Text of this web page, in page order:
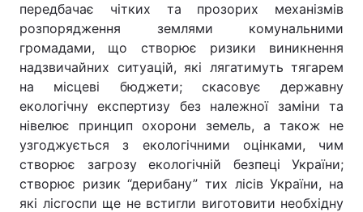
передбачає чітких та прозорих механізмів
розпорядження землями комунальними
громадами, що створює ризики виникнення
надзвичайних ситуацій, які лягатимуть тягарем
на місцеві бюджети; скасовує державну
екологічну експертизу без належної заміни та
нівелює принцип охорони земель, а також не
узгоджується з екологічними оцінками, чим
створює загрозу екологічній безпеці України;
створює ризик “дерибану” тих лісів України, на
які лісгоспи ще не встигли виготовити необхідну